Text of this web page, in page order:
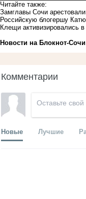
Читайте также:
Замглавы Сочи
Российскую блогершу
Клещи активизировались
Новости на Блoкнoт-Сочи
Комментарии
Новые Лучшие